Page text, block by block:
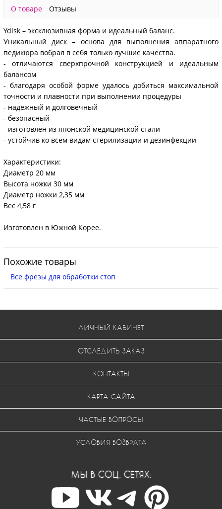
О товаре Отзывы
Ydisk – эксклюзивная форма и идеальный баланс.
Уникальный диск – основа для выполнения аппаратного
педикюра вобрал в себя только лучшие качества.
- отличаются сверхпрочной конструкцией и идеальным
балансом
- благодаря особой форме удалось добиться максимальной
точности и плавности при выполнении процедуры
- надёжный и долговечный
- безопасный
- изготовлен из японской медицинской стали
- устойчив ко всем видам стерилизации и дезинфекции
Характеристики:
Диаметр 20 мм
Высота ножки 30 мм
Диаметр ножки 2,35 мм
Вес 4,58 г
Изготовлен в Южной Корее.
Похожие товары
Все фрезы для обработки стоп
ЛИЧНЫЙ КАБИНЕТ
ОТСЛЕДИТЬ ЗАКАЗ
КОНТАКТЫ
КАРТА САЙТА
ЧАСТЫЕ ВОПРОСЫ
УСЛОВИЯ ВОЗВРАТА
МЫ В СОЦ. СЕТЯХ: